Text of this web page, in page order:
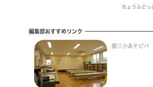
ちょうふどっ
編集部おすすめリンク
第三小あそビバ